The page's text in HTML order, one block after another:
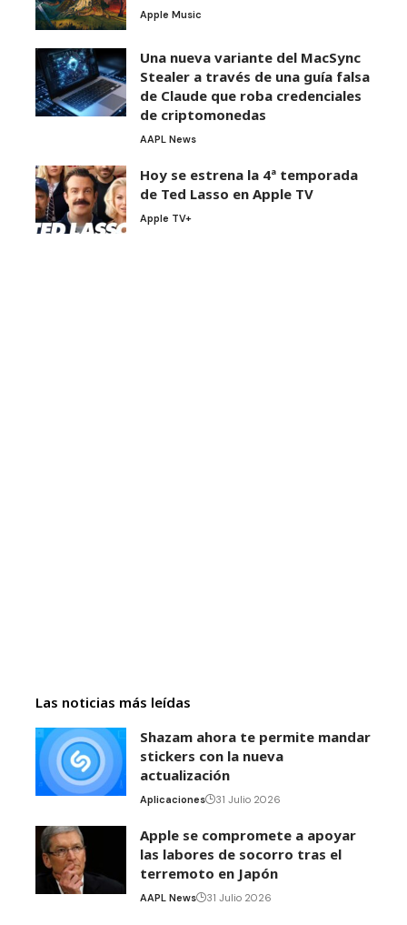
Apple Music
Una nueva variante del MacSync
Stealer a través de una guía falsa
de Claude que roba credenciales
de criptomonedas
AAPL News
Hoy se estrena la 4ª temporada
de Ted Lasso en Apple TV
Apple TV+
Las noticias más leídas
Shazam ahora te permite mandar
stickers con la nueva
actualización
Aplicaciones 31 Julio 2026
Apple se compromete a apoyar
las labores de socorro tras el
terremoto en Japón
AAPL News 31 Julio 2026